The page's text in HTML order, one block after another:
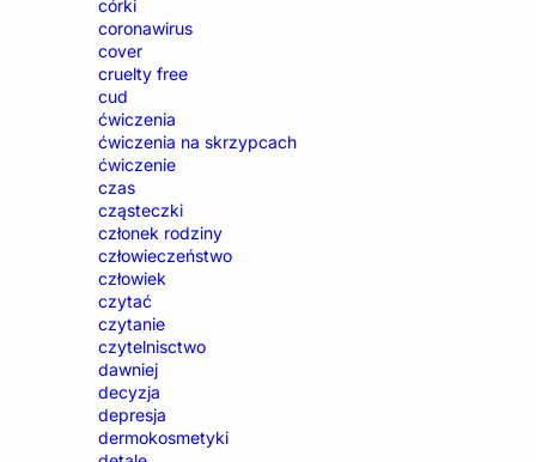
córki
coronawirus
cover
cruelty free
cud
ćwiczenia
ćwiczenia na skrzypcach
ćwiczenie
czas
cząsteczki
członek rodziny
człowieczeństwo
człowiek
czytać
czytanie
czytelnisctwo
dawniej
decyzja
depresja
dermokosmetyki